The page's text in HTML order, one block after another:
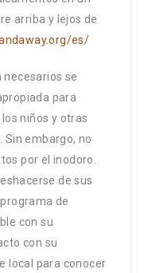
arriba y lejos de
es/
necesarios se
para
niños y otras
Sin embargo, no
por el inodoro.
de sus
de
con su
con su
local para conocer